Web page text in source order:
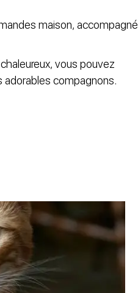
maison, accompagné
vous pouvez
adorables compagnons.